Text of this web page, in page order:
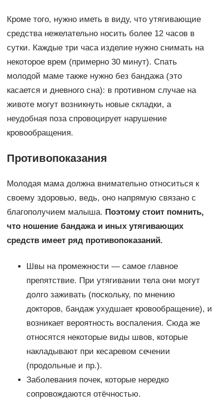
Кроме того, нужно иметь в виду, что утягивающие
средства нежелательно носить более 12 часов в
сутки. Каждые три часа изделие нужно снимать на
некоторое врем (примерно 30 минут). Спать
молодой маме также нужно без бандажа (это
касается и дневного сна): в противном случае на
животе могут возникнуть новые складки, а
неудобная поза спровоцирует нарушение
кровообращения.
Противопоказания
Молодая мама должна внимательно относиться к
своему здоровью, ведь, оно напрямую связано с
благополучием малыша. Поэтому стоит помнить,
что ношение бандажа и иных утягивающих
средств имеет ряд противопоказаний.
Швы на промежности — самое главное
препятствие. При утягивании тела они могут
долго заживать (поскольку, по мнению
докторов, бандаж ухудшает кровообращение), и
возникает вероятность воспаления. Сюда же
относятся некоторые виды швов, которые
накладывают при кесаревом сечении
(продольные и пр.).
Заболевания почек, которые нередко
сопровождаются отёчностью.